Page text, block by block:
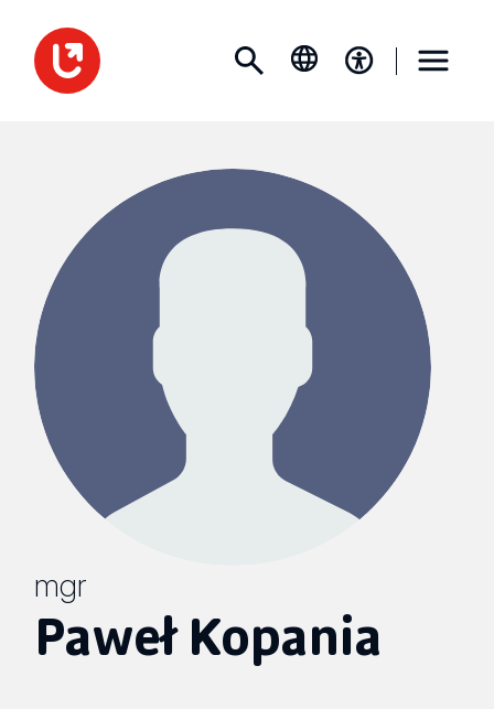
mgr
Paweł Kopania